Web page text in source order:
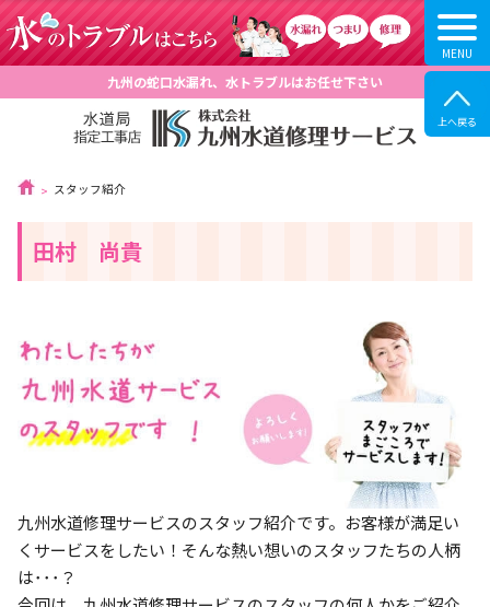
九州の蛇口水漏れ、水トラブルはお任せ下さい
スタッフ紹介
田村 尚貴
九州水道修理サービスのスタッフ紹介です。お客様が満足い
くサービスをしたい！そんな熱い想いのスタッフたちの人柄
は･･･？